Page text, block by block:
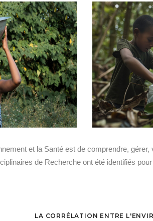
et la Santé est de comprendre,
de Recherche ont été identifiés
LA CORRÉLATION ENTRE